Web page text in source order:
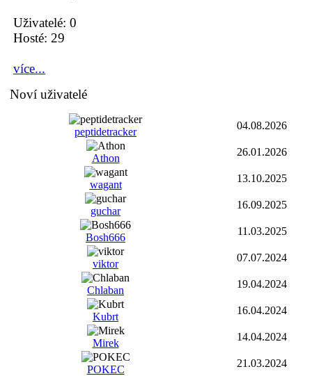
Uživatelé: 0
Hosté: 29
více...
Noví uživatelé
peptidetracker
04.08.2026
Athon
26.01.2026
wagant
13.10.2025
guchar
16.09.2025
Bosh666
11.03.2025
viktor
07.07.2024
Chlaban
19.04.2024
Kubrt
16.04.2024
Mirek
14.04.2024
POKEC
21.03.2024